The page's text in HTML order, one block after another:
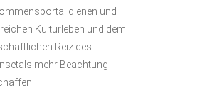
dienen und
Kulturleben und dem
Reiz des
mehr Beachtung